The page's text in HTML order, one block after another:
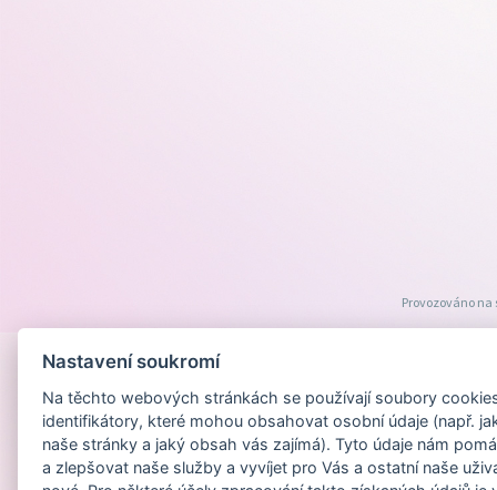
Provozováno
Nastavení soukromí
Na těchto webových stránkách se používají soubory
identifikátory, které mohou obsahovat osobní údaje (např.
naše stránky a jaký obsah vás zajímá). Tyto údaje nám
a zlepšovat naše služby a vyvíjet pro Vás a ostatní naše